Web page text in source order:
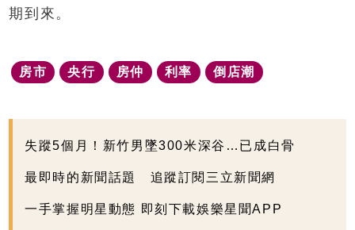
期到來。
房市 央行 房仲 利率 倒店潮
失蹤5個月！新竹男墜300米深谷…已成白骨
最即時的新聞話題 追蹤訂閱三立新聞網
一手掌握明星動態 即刻下載娛樂星聞APP